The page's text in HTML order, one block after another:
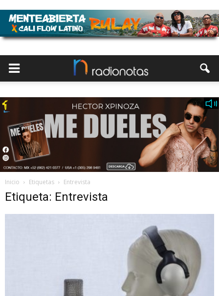
Inicio Etiquetas Entrevista
Etiqueta: Entrevista